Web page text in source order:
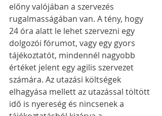
előny valójában a szervezés
rugalmasságában van. A tény, hogy
24 óra alatt le lehet szervezni egy
dolgozói fórumot, vagy egy gyors
tájékoztatót, mindennél nagyobb
értéket jelent egy agilis szervezet
számára. Az utazási költségek
elhagyása mellett az utazással töltött
idő is nyereség és nincsenek a